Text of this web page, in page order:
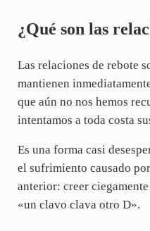
¿Qué son las
Las relaciones de rebote
mantienen
que aún no nos hemos
intentamos a toda costa
Es una forma casi
el sufrimiento causado
anterior: creer
«un clavo clava otro D».